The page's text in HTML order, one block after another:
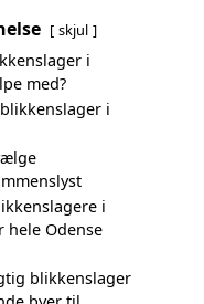
skjul
i
med?
i
i
hele Odense
blikkenslager